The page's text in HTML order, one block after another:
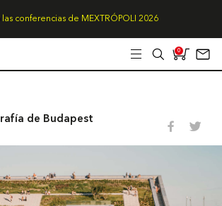
las conferencias de MEXTRÓPOLI 2026
0
de Budapest